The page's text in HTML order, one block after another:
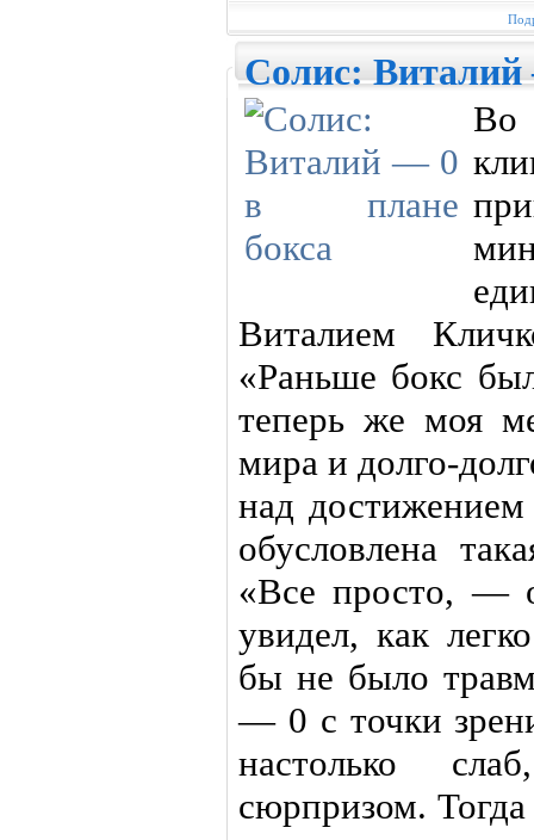
Солис: Виталий
Во
Виталием
«Раньше бокс
теперь же моя
мира и долго-
над
обусловлена
«Все просто, —
увидел, как
бы не было
— 0 с точки
настолько
сюрпризом.